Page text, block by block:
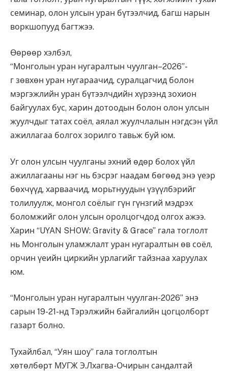
семинар, олон улсын уран бүтээлчид, багш нарын
воркшопууд багтжээ.
Өөрөөр хэлбэл,
“Монголын уран нугаралтын чуулган–2026”-
г зөвхөн уран нугараачид, суралцагчид болон
мэргэжлийн уран бүтээлчдийн хүрээнд зохион
байгуулах бус, харин дотоодын болон олон улсын
жуулчдыг татах соёл, аялал жуулчлалын нэгдсэн үйл
ажиллагаа болгох зорилго тавьж буй юм.
Уг олон улсын чуулганы эхний өдөр болох үйл
ажиллагааны нэг нь бэсрэг наадам бөгөөд энэ үеэр
бөхчүүд, харваачид, морьтнуудын үзүүлбэрийг
толилуулж, монгол соёлыг гүн гүнзгий мэдрэх
боломжийг олон улсын оролцогчдод олгох ажээ.
Харин “UYAN SHOW: Gravity & Grace” гала тоглолт
нь Монголын уламжлалт уран нугаралтын өв соёл,
орчин үеийн циркийн урлагийг тайзнаа харуулах
юм.
“Монголын уран нугаралтын чуулган-2026” энэ
сарын 19-21-нд Тэрэлжийн байгалийн цогцолборт
газарт болно.
Тухайлбал, “Уян шоу” гала тоглолтын
хөтөлбөрт МУГЖ Э.Лхагва-Очирын сандалтай